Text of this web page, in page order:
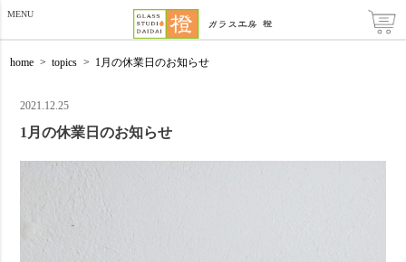
MENU
home > topics > 1月の休業日のお知らせ
2021.12.25
1月の休業日のお知らせ